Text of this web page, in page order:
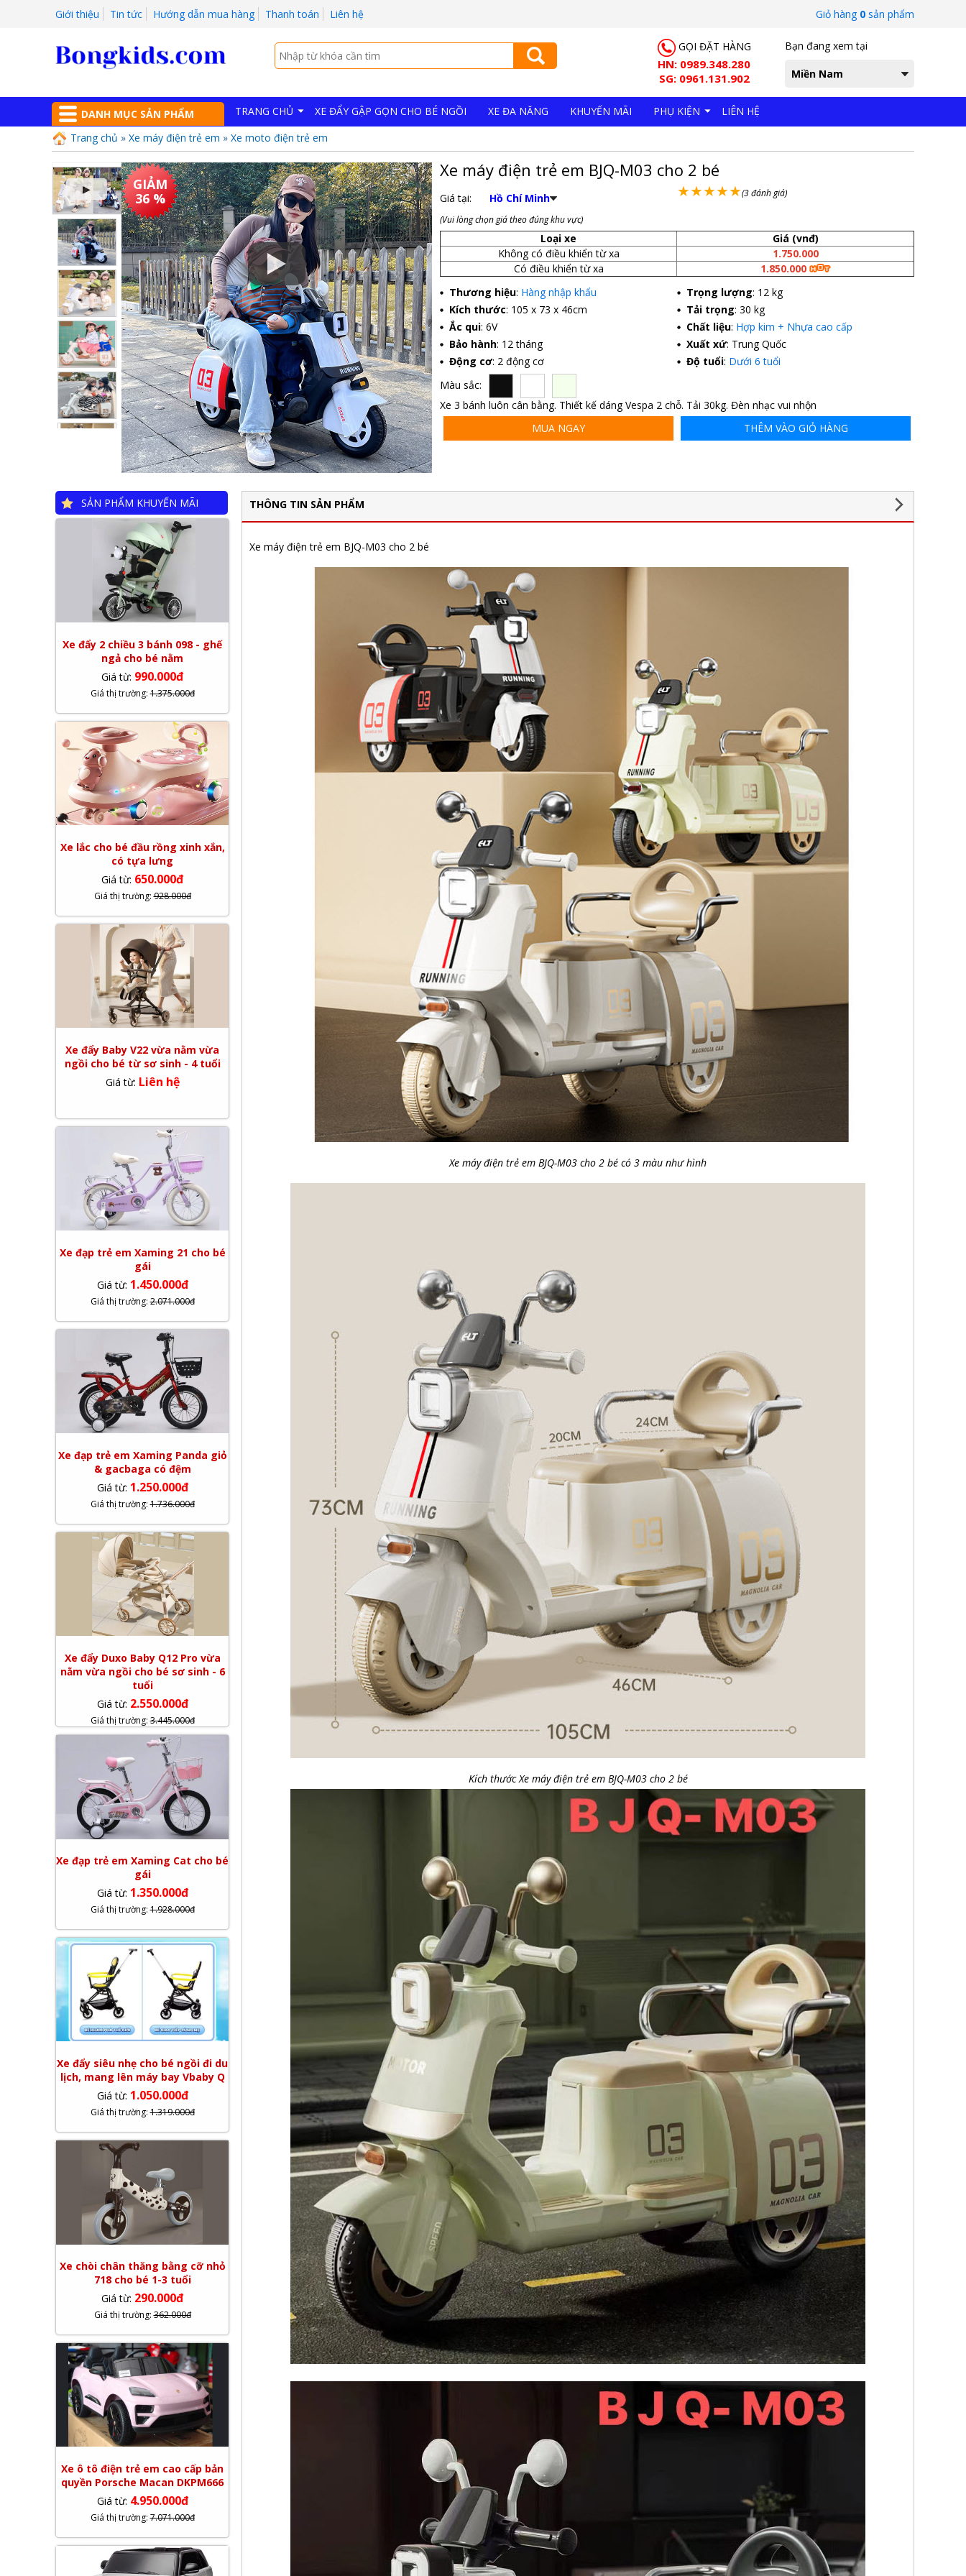
Giỏ hàng 0 sản phẩm
Giới thiệu Tin tức Hướng dẫn mua hàng Thanh toán Liên hệ
GỌI ĐẶT HÀNG
HN: 0989.348.280
SG: 0961.131.902
Bạn đang xem tại
Miền Nam
DANH MỤC SẢN PHẨM TRANG CHỦ XE ĐẨY GẬP GỌN CHO BÉ NGỒI XE ĐA NĂNG KHUYẾN MÃI PHỤ KIỆN
LIÊN HỆ
Trang chủ » Xe máy điện trẻ em » Xe moto điện trẻ em
▶
GIẢM
36 %
Xe máy điện trẻ em BJQ-M03 cho 2 bé
Giá tại: Hồ Chí Minh ★★★★★(3 đánh giá)
(Vui lòng chọn giá theo đúng khu vực)
Loại xe
Giá (vnđ)
Không có điều khiển từ xa
1.750.000
Có điều khiển từ xa
1.850.000
Thương hiệu: Hàng nhập khẩu Trọng lượng: 12 kg
Kích thước: 105 x 73 x 46cm Tải trọng: 30 kg
Ắc qui: 6V Chất liệu: Hợp kim + Nhựa cao cấp
Bảo hành: 12 tháng Xuất xứ: Trung Quốc
Động cơ: 2 động cơ Độ tuổi: Dưới 6 tuổi
Màu sắc:
Xe 3 bánh luôn cân bằng. Thiết kế dáng Vespa 2 chỗ. Tải 30kg. Đèn nhạc vui nhộn
MUA NGAY
THÊM VÀO GIỎ HÀNG
SẢN PHẨM KHUYẾN MÃI
Xe đẩy 2 chiều 3 bánh 098 - ghế
ngả cho bé nằm
Giá từ: 990.000đ
Giá thị trường:1.375.000đ
Xe lắc cho bé đầu rồng xinh xắn,
có tựa lưng
Giá từ: 650.000đ
Giá thị trường:928.000đ
Xe đẩy Baby V22 vừa nằm vừa
ngồi cho bé từ sơ sinh - 4 tuổi
Giá từ: Liên hệ
Xe đạp trẻ em Xaming 21 cho bé
gái
Giá từ: 1.450.000đ
Giá thị trường:2.071.000đ
Xe đạp trẻ em Xaming Panda giỏ
& gacbaga có đệm
Giá từ: 1.250.000đ
Giá thị trường:1.736.000đ
Xe đẩy Duxo Baby Q12 Pro vừa
nằm vừa ngồi cho bé sơ sinh - 6
tuổi
Giá từ: 2.550.000đ
Giá thị trường:3.445.000đ
Xe đạp trẻ em Xaming Cat cho bé
gái
Giá từ: 1.350.000đ
Giá thị trường:1.928.000đ
Xe đẩy siêu nhẹ cho bé ngồi đi du
lịch, mang lên máy bay Vbaby Q
Giá từ: 1.050.000đ
Giá thị trường:1.319.000đ
Xe chòi chân thăng bằng cỡ nhỏ
718 cho bé 1-3 tuổi
Giá từ: 290.000đ
Giá thị trường:362.000đ
Xe ô tô điện trẻ em cao cấp bản
quyền Porsche Macan DKPM666
Giá từ: 4.950.000đ
Giá thị trường:7.071.000đ
THÔNG TIN SẢN PHẨM
Xe máy điện trẻ em BJQ-M03 cho 2 bé
Xe máy điện trẻ em BJQ-M03 cho 2 bé có 3 màu như hình
Kích thước Xe máy điện trẻ em BJQ-M03 cho 2 bé